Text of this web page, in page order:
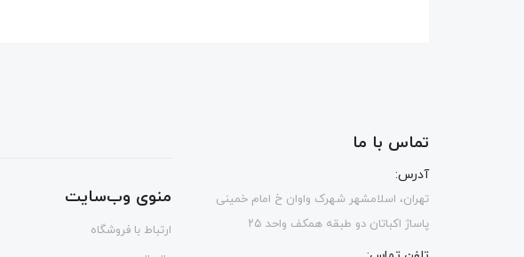
تماس با ما
آدرس:
تهران، اسلامشهر شهرک واوان خ امام خمینی
پاساژ اکباتان دو طبقه همکف واحد ۲۵
منوی وب‌سایت
ارتباط با فروشگاه